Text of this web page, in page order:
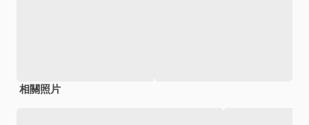
相關照片